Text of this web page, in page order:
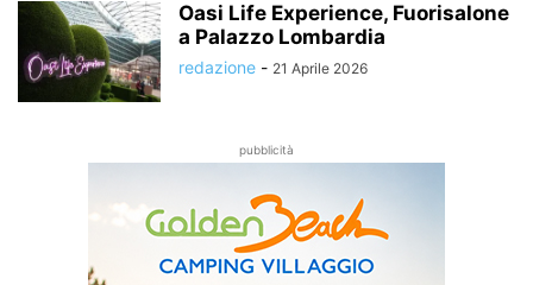
Oasi Life Experience, Fuorisalone
a Palazzo Lombardia
redazione - 21 Aprile 2026
pubblicità